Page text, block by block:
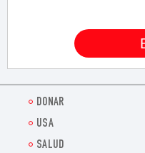
DONAR
USA
SALUD